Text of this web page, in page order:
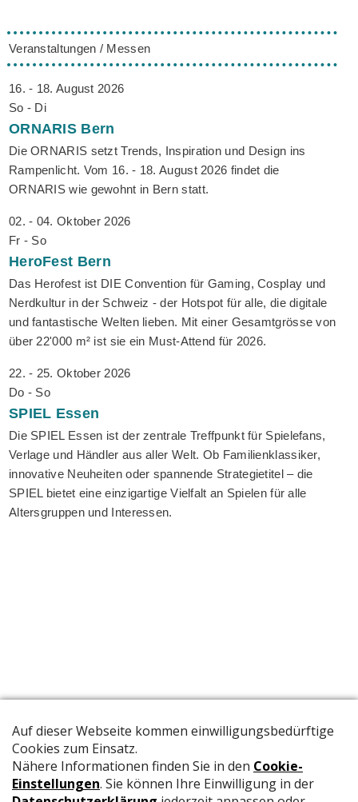
Veranstaltungen / Messen
16. - 18. August 2026
So - Di
ORNARIS Bern
Die ORNARIS setzt Trends, Inspiration und Design ins
Rampenlicht. Vom 16. - 18. August 2026 findet die
ORNARIS wie gewohnt in Bern statt.
02. - 04. Oktober 2026
Fr - So
HeroFest Bern
Das Herofest ist DIE Convention für Gaming, Cosplay und
Nerdkultur in der Schweiz - der Hotspot für alle, die digitale
und fantastische Welten lieben. Mit einer Gesamtgrösse von
über 22'000 m² ist sie ein Must-Attend für 2026.
22. - 25. Oktober 2026
Do - So
SPIEL Essen
Die SPIEL Essen ist der zentrale Treffpunkt für Spielefans,
Verlage und Händler aus aller Welt. Ob Familienklassiker,
innovative Neuheiten oder spannende Strategietitel – die
SPIEL bietet eine einzigartige Vielfalt an Spielen für alle
Altersgruppen und Interessen.